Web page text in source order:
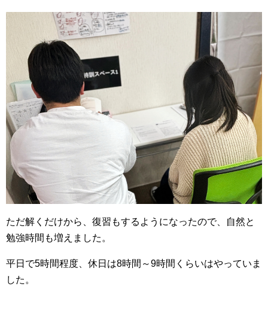
ただ解くだけから、復習もするようになったので、自然と
勉強時間も増えました。
平日で5時間程度、休日は8時間～9時間くらいはやっていま
した。